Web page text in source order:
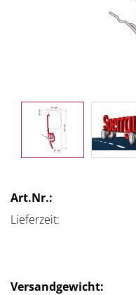
Art.Nr.:
Lieferzeit:
Versandgewicht: